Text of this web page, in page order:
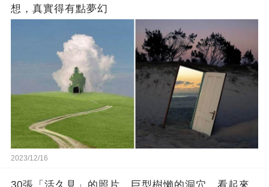
想，真實得有點夢幻
2023/12/16